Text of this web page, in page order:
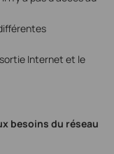
Internet et le
besoins du réseau